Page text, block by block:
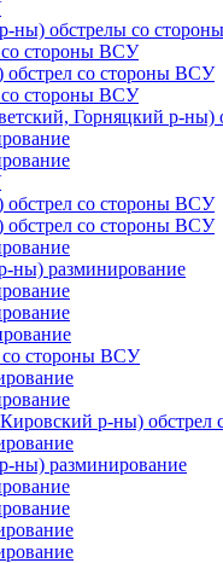
ны) обстрелы со
со стороны ВСУ
обстрел со стороны ВСУ
со стороны ВСУ
Горняцкий р-
обстрел со стороны ВСУ
обстрел со стороны ВСУ
ны) разминирование
со стороны ВСУ
р-ны)
ны) разминирование